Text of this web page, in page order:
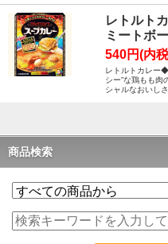
レトルト
ミートボ
540円(内
レトルトカレー
シー”な鶏もも肉
シャルなおいし
商品検索